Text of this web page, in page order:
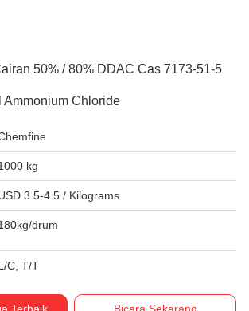
50% / 80% DDAC Cas 7173-51-5
Ammonium Chloride
kg
3.5-4.5 / Kilograms
drum
C, T/T